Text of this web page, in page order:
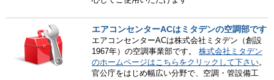
エアコンセンターACはミタデンの空調部です
エアコンセンターACは株式会社ミタデン（創設
1967年）の空調事業部です。 株式会社ミタデン
のホームページはこちらをクリックして下さい。
官公庁をはじめ幅広い分野で、空調・管設備工